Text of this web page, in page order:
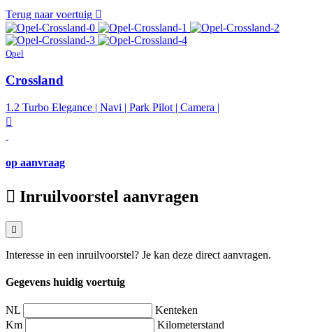
Terug naar voertuig
Opel
Crossland
1.2 Turbo Elegance | Navi | Park Pilot | Camera |
op aanvraag
Inruilvoorstel aanvragen
Interesse in een inruilvoorstel? Je kan deze direct aanvragen.
Gegevens huidig voertuig
NL
Kenteken
Km
Kilometerstand